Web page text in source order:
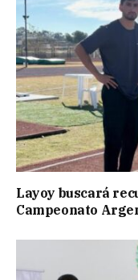
Layoy buscará
Campeonato